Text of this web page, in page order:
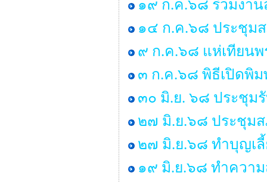
๑๙ ก.ค.๖๘ ร่วมงา
๑๔ ก.ค.๖๘ ประชุม
๙ ก.ค.๖๘ แห่เทียน
๓ ก.ค.๖๘ พิธีเปิดพิ
๓๐ มิ.ย. ๖๘ ประชุม
๒๗ มิ.ย.๖๘ ประชุม
๒๗ มิ.ย.๖๘ ทำบุญเลี้
๑๙ มิ.ย.๖๘ ทำควา